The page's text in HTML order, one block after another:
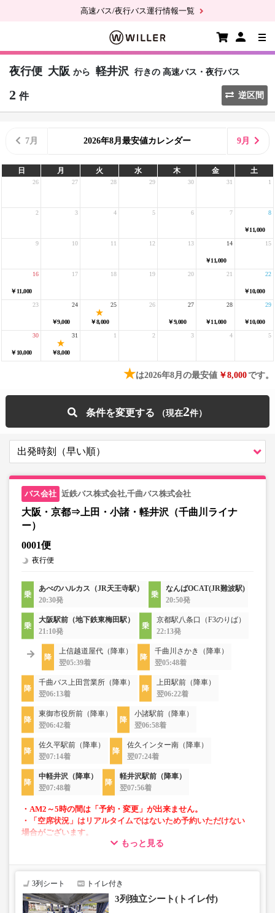
高速バス/夜行バス運行情報一覧
夜行便 大阪 から 軽井沢 行きの 高速バス・夜行バス
2 件 逆区間
7月 2026年8月最安値カレンダー 9月
日 月 火 水 木 金 土
26 27 28 29 30 31 1
2 3 4 5 6 7
￥11,000
8
9 10 11 12 13
￥11,000
14 15
￥11,000
16 17 18 19 20 21
￥10,000
22
23
￥9,000
24
￥8,000
25 26
￥9,000
27
￥11,000
28
￥10,000
29
￥10,000
30
￥8,000
31 1 2 3 4 5
★は2026年8月の最安値 ￥8,000です。
条件を変更する 2
近鉄バス株式会社,千曲バス株式会社
大阪・京都⇒上田・小諸・軽井沢（千曲川ライナ
ー）
0001便
夜行便
あべのハルカス（JR天王寺駅）
20:30発
なんばOCAT(JR難波駅)
20:50発
大阪駅前（地下鉄東梅田駅）
21:10発
京都駅八条口（F3のりば）
22:13発
上信越道屋代（降車）
翌05:39着
千曲川さかき（降車）
翌05:48着
千曲バス上田営業所（降車）
翌06:13着
上田駅前（降車）
翌06:22着
東御市役所前（降車）
翌06:42着
小諸駅前（降車）
翌06:58着
佐久平駅前（降車）
翌07:14着
佐久インター南（降車）
翌07:24着
中軽井沢（降車）
翌07:48着
軽井沢駅前（降車）
翌07:56着
・AM2～5時の間は「予約・変更」が出来ません。
・「空席状況」はリアルタイムではないため予約いただけない
場合がございます。
諸駅～軽井沢駅（4,500円）となります。
・車内トイレ付きで安心（2号車以降は除く）
・各座席コンセントあり（2号車以降は除く）
もっと見る
3列シート トイレ付き
3列独立シート(トイレ付)